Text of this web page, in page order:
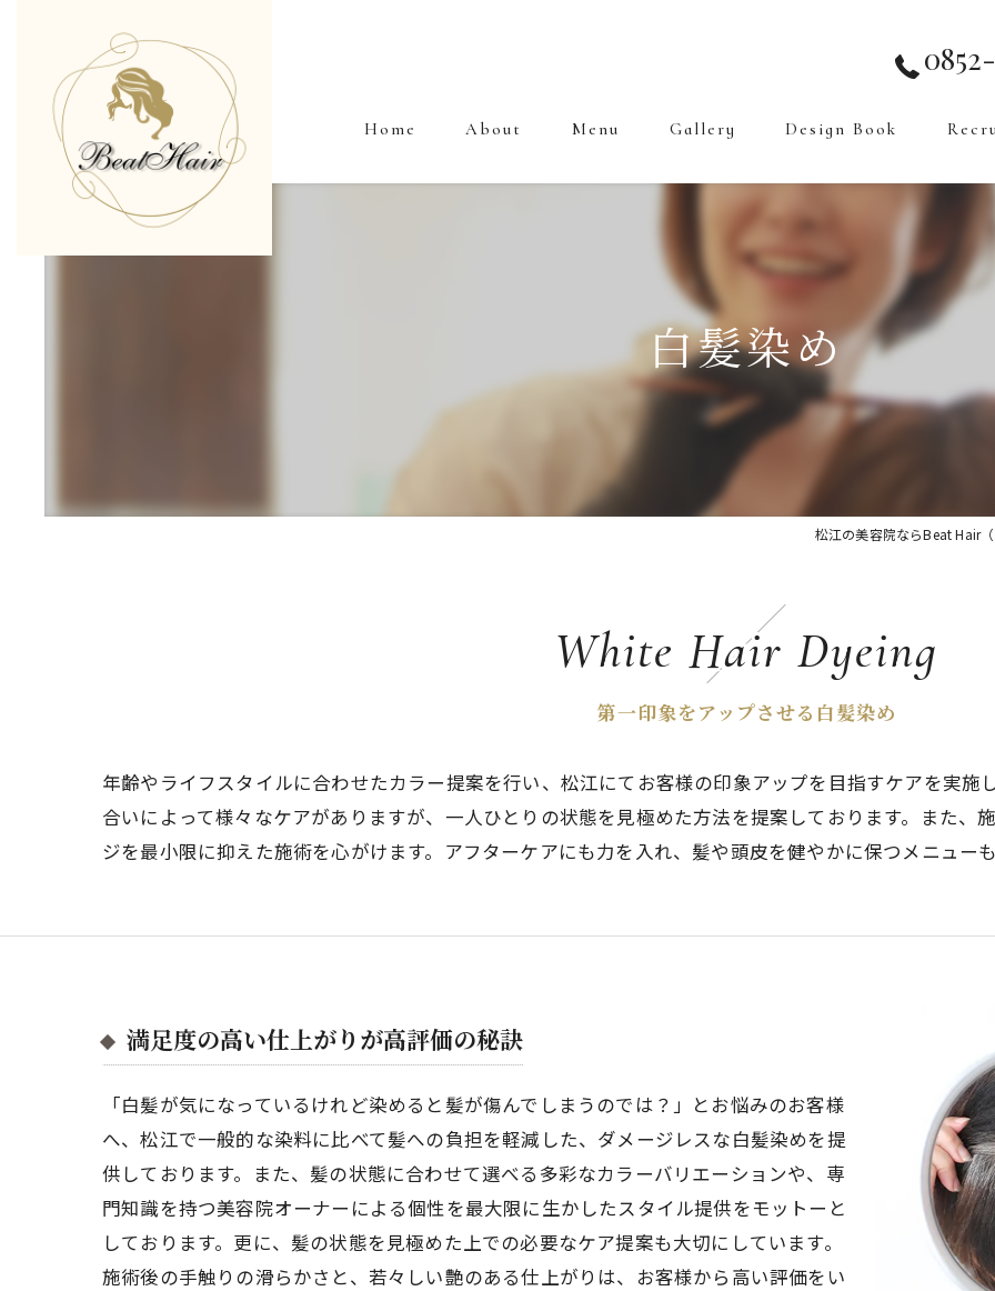
Home About Menu Gallery Design Book
白髪染め
松江の美容院ならBeat Hair
第一印象をアップさせる白髪染め
White Hair Dyeing
年齢やライフスタイルに合わせたカラー提案を行い、松江にてお客様の印象アップを目指すケアを実施
合いによって様々なケアがありますが、一人ひとりの状態を見極めた方法を提案しております。また、
ジを最小限に抑えた施術を心がけます。アフターケアにも力を入れ、髪や頭皮を健やかに保つメニュー
満足度の高い仕上がりが高評価の秘訣
「白髪が気になっているけれど染めると髪が傷んでしまうのでは？」とお悩みのお客様
へ、松江で一般的な染料に比べて髪への負担を軽減した、ダメージレスな白髪染めを提
供しております。また、髪の状態に合わせて選べる多彩なカラーバリエーションや、専
門知識を持つ美容院オーナーによる個性を最大限に生かしたスタイル提供をモットーと
しております。更に、髪の状態を見極めた上での必要なケア提案も大切にしています。
施術後の手触りの滑らかさと、若々しい艶のある仕上がりは、お客様から高い評価をい